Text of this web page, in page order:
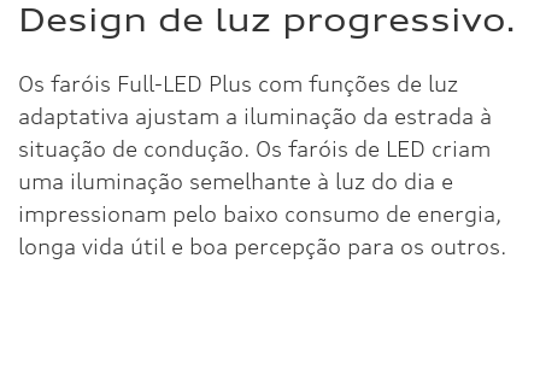
Design de luz progressivo.
Os faróis Full-LED Plus com funções de luz
adaptativa ajustam a iluminação da estrada à
situação de condução. Os faróis de LED criam
uma iluminação semelhante à luz do dia e
impressionam pelo baixo consumo de energia,
longa vida útil e boa percepção para os outros.